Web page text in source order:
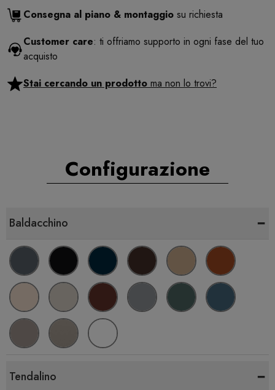
Consegna al piano & montaggio su richiesta
Customer care: ti offriamo supporto in ogni fase del tuo
acquisto
Stai cercando un prodotto ma non lo trovi?
Configurazione
Baldacchino -
Tendalino -